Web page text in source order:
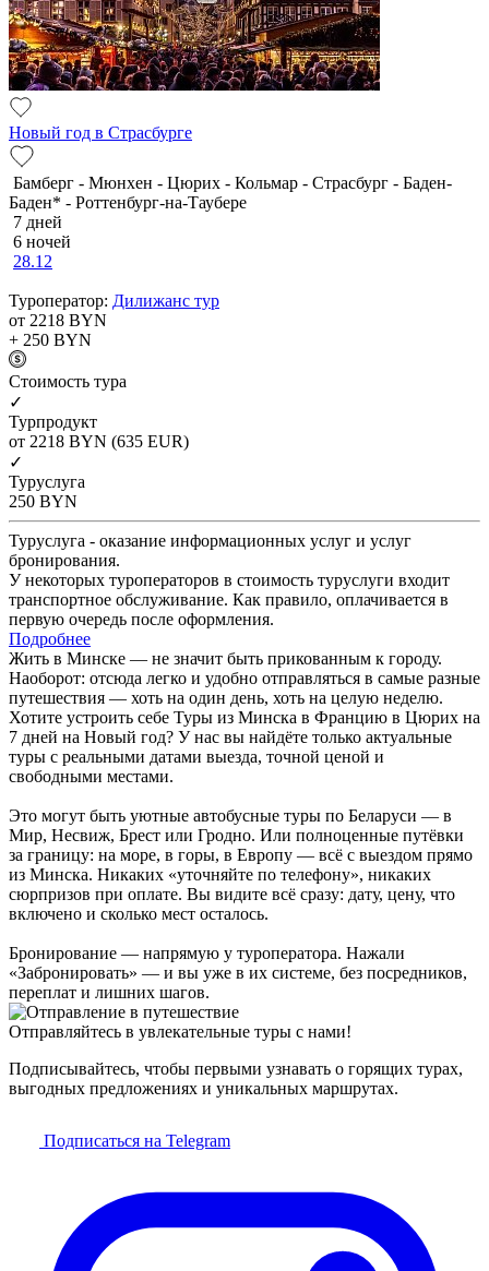
Новый год в Страсбурге
Бамберг - Мюнхен - Цюрих - Кольмар - Страсбург - Баден-
Баден* - Роттенбург-на-Таубере
7 дней
6 ночей
28.12
Туроператор: Дилижанс тур
от 2218 BYN
+ 250 BYN
Cтоимость тура
✓
Турпродукт
от 2218 BYN (635 EUR)
✓
Туруслуга
250 BYN
Туруслуга - оказание информационных услуг и услуг
бронирования.
У некоторых туроператоров в стоимость туруслуги входит
транспортное обслуживание. Как правило, оплачивается в
первую очередь после оформления.
Подробнее
Жить в Минске — не значит быть прикованным к городу.
Наоборот: отсюда легко и удобно отправляться в самые разные
путешествия — хоть на один день, хоть на целую неделю.
Хотите устроить себе Туры из Минска в Францию в Цюрих на
7 дней на Новый год? У нас вы найдёте только актуальные
туры с реальными датами выезда, точной ценой и
свободными местами.
Это могут быть уютные автобусные туры по Беларуси — в
Мир, Несвиж, Брест или Гродно. Или полноценные путёвки
за границу: на море, в горы, в Европу — всё с выездом прямо
из Минска. Никаких «уточняйте по телефону», никаких
сюрпризов при оплате. Вы видите всё сразу: дату, цену, что
включено и сколько мест осталось.
Бронирование — напрямую у туроператора. Нажали
«Забронировать» — и вы уже в их системе, без посредников,
переплат и лишних шагов.
Отправляйтесь в увлекательные туры с нами!
Подписывайтесь, чтобы первыми узнавать о горящих турах,
выгодных предложениях и уникальных маршрутах.
Подписаться на Telegram